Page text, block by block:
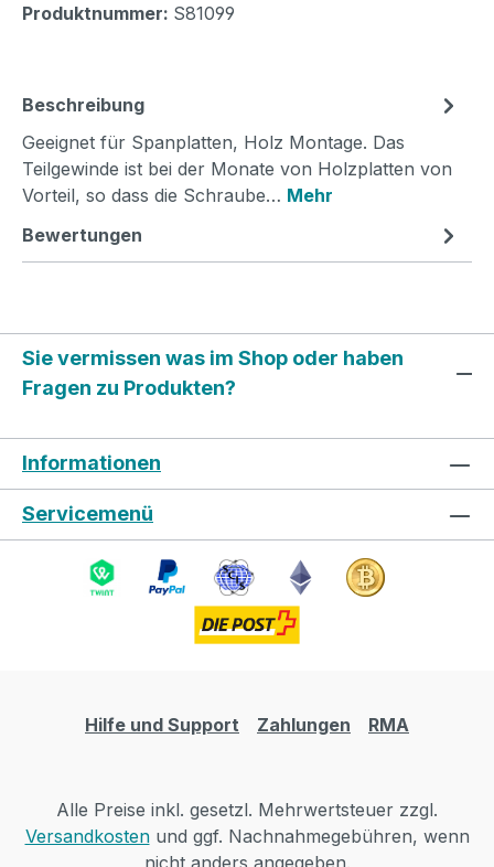
Produktnummer: S81099
Beschreibung
Geeignet für Spanplatten, Holz Montage. Das
Teilgewinde ist bei der Monate von Holzplatten von
Vorteil, so dass die Schraube… Mehr
Bewertungen
Sie vermissen was im Shop oder haben
Fragen zu Produkten?
Informationen
Servicemenü
Hilfe und Support Zahlungen RMA
Alle Preise inkl. gesetzl. Mehrwertsteuer zzgl.
Versandkostenund ggf. Nachnahmegebühren, wenn
nicht anders angegeben.